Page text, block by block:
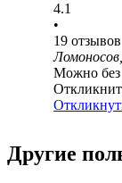
4.1
•
19 отзывов
Можно без
Другие